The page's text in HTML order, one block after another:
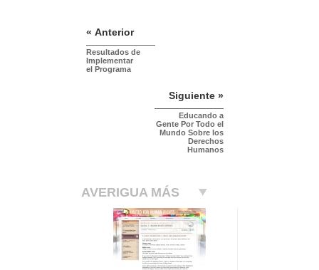
« Anterior
Resultados de
Implementar
el Programa
Siguiente »
Educando a
Gente Por Todo el
Mundo Sobre los
Derechos
Humanos
AVERIGUA MÁS